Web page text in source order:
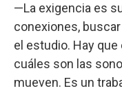
—La exigencia es
conexiones,
el estudio. Hay
cuáles son las
mueven. Es un